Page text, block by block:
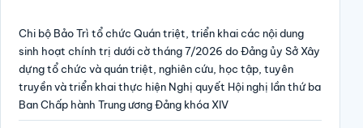
Chi bộ Bảo Trì tổ chức Quán triệt, triển khai các nội dung
sinh hoạt chính trị dưới cờ tháng 7/2026 do Đảng ủy Sở Xây
dựng tổ chức và quán triệt, nghiên cứu, học tập, tuyên
truyền và triển khai thực hiện Nghị quyết Hội nghị lần thứ ba
Ban Chấp hành Trung ương Đảng khóa XIV